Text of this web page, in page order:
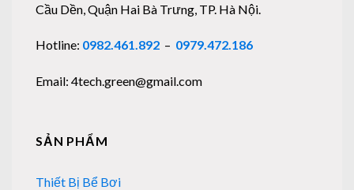
Cầu Dền, Quận Hai Bà Trưng, TP. Hà Nội.
Hotline: 0982.461.892 – 0979.472.186
Email: 4tech.green@gmail.com
SẢN PHẨM
Thiết Bị Bể Bơi